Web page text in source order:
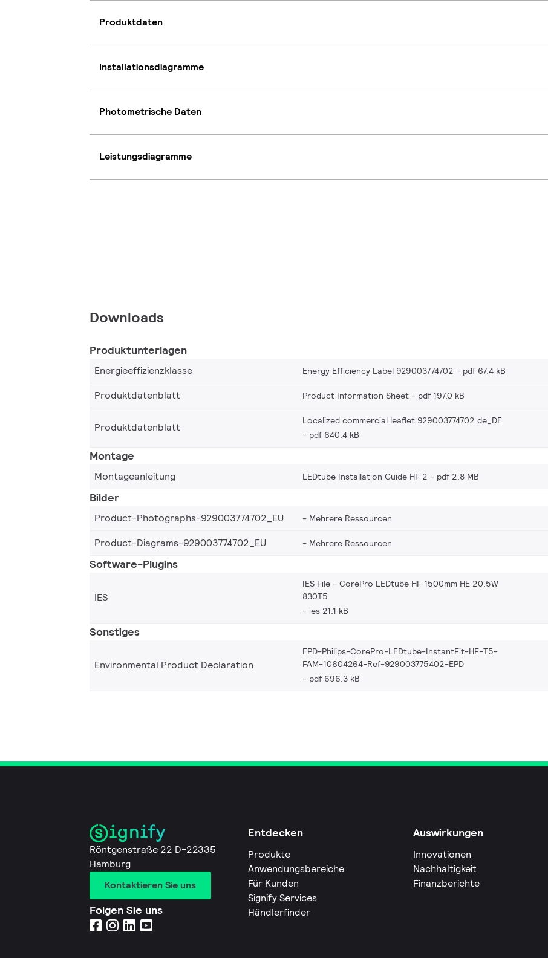
Produktdaten
Installationsdiagramme
Photometrische Daten
Leistungsdiagramme
Downloads
Produktunterlagen
Energieeffizienzklasse Energy Efficiency Label 929003774702 pdf 67.4 kB
Produktdatenblatt
Product Information Sheet pdf 197.0 kB
Produktdatenblatt
Localized commercial leaflet 929003774702 de_DE
pdf 640.4 kB
Montage
Montageanleitung LEDtube Installation Guide HF 2 pdf 2.8 MB
Bilder
Product-Photographs-929003774702_EU Mehrere Ressourcen
Product-Diagrams-929003774702_EU
Mehrere Ressourcen
Software-Plugins
IES
IES File - CorePro LEDtube HF 1500mm HE 20.5W
830T5
ies 21.1 kB
Sonstiges
Environmental Product Declaration
EPD-Philips-CorePro-LEDtube-InstantFit-HF-T5-
FAM-10604264-Ref-929003775402-EPD
pdf 696.3 kB
Röntgenstraße 22 D-22335
Hamburg
Kontaktieren Sie uns
Folgen Sie uns
Entdecken
Produkte
Anwendungsbereiche
Für Kunden
Signify Services
Händlerfinder
Auswirkungen
Innovationen
Nachhaltigkeit
Finanzberichte